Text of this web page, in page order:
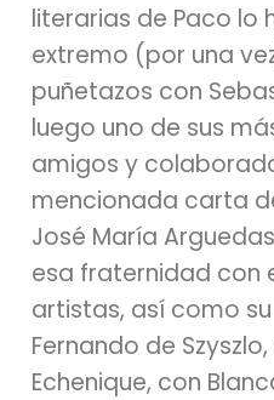
literarias de Paco lo
extremo (por una
puñetazos con
luego uno de sus
amigos y
mencionada carta
José María
esa fraternidad con
artistas, así como
Fernando de
Echenique, con